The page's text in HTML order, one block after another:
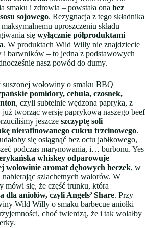
smaku i zdrowia – powstała ona bez
sojowego. Rezygnacja z tego składnika
uproszczeniu składu
się wyłącznie półproduktami
. W produktach Wild Willy nie znajdziecie
i barwników – to jedna z podstawowych
nasz powód do dumy.
wołowiny o smaku BBQ
pomidory, cebula, czosnek,
, czyli subtelnie wędzona papryka, z
tworząc wersję paprykową naszego beef
jeszcze szczyptę soli
nierafinowanego cukru trzcinowego.
się osiągnąć bez octu jabłkowego,
podczas marynowania, i… burbonu. Yes
whiskey odparowuje
wołowinie aromat dębowych beczek, w
szlachetnych walorów. W
mówi się, że część trunku, która
dla aniołów, czyli Angels’ Share. Przy
Wild Willy o smaku barbecue aniołki
choć twierdzą, że i tak wolałby